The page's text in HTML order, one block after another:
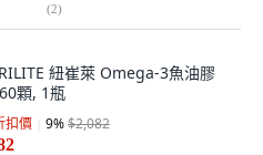
(2)
紐崔萊 Omega-3魚油膠
顆, 1瓶
扣價 9%$2,082